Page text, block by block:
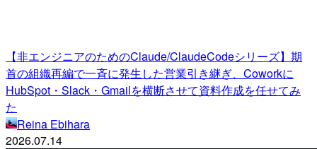
【非エンジニアのためのClaude/ClaudeCodeシリーズ】期
首の組織再編で一斉に発生した営業引き継ぎ、Coworkに
HubSpot・Slack・Gmailを横断させて資料作成を任せてみ
た
Reina Ebihara
2026.07.14